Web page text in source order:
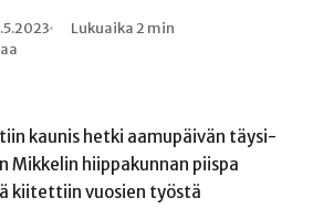
Lukuaika 2 min
kaunis hetki aamupäivän täysi-
Mikkelin hiippakunnan piispa
kiitettiin vuosien työstä